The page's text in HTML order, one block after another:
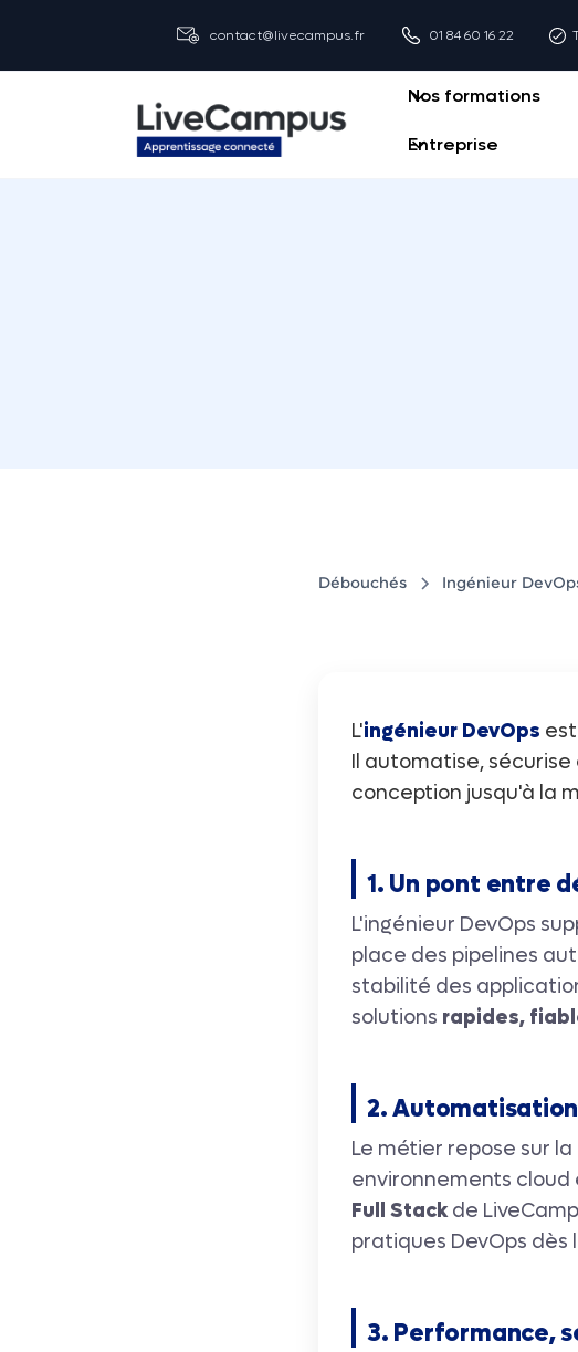
contact@livecampus.fr 01 84 60 16 22
Nos formations
Entreprise
Débouchés Ingénieur
L'ingénieur DevOps
Il automatise,
conception jusqu'à la
1. Un pont entre
L'ingénieur DevOps
place des pipelines
stabilité des
solutions rapides,
2.
Le métier repose sur
environnements cloud
Full Stackde
pratiques DevOps dès
3. Performance,